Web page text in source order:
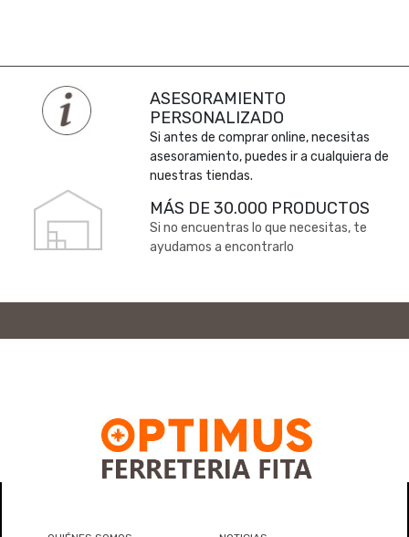
ASESORAMIENTO
PERSONALIZADO
Si antes de comprar online, necesitas
asesoramiento, puedes ir a cualquiera de
nuestras tiendas.
MÁS DE 30.000 PRODUCTOS
Si no encuentras lo que necesitas, te
ayudamos a encontrarlo